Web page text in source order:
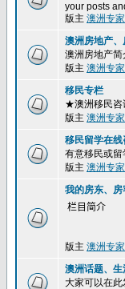
your posts
版主 澳洲专家
澳洲房地产
澳洲房地产
版主 澳洲专家
移民专栏
★澳洲移民咨
版主 澳洲专家
移民留学在
有意移民或
版主 澳洲专家
我的房东、房
栏目简介
版主 澳洲专家
澳洲话题、生
大家可以在